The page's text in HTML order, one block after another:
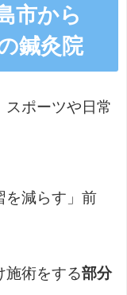
市から
鍼灸院
スポーツや日常
を減らす」前
施術をする部分